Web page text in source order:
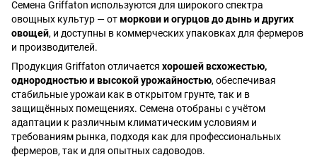
Семена Griffaton используются для широкого спектра
овощных культур — отморкови и огурцов до дынь и других
овощей, и доступны в коммерческих упаковках для фермеров
и производителей.
Продукция Griffaton отличается хорошей всхожестью,
однородностью и высокой урожайностью, обеспечивая
стабильные урожаи как в открытом грунте, так и в
защищённых помещениях. Семена отобраны с учётом
адаптации к различным климатическим условиям и
требованиям рынка, подходя как для профессиональных
фермеров, так и для опытных садоводов.